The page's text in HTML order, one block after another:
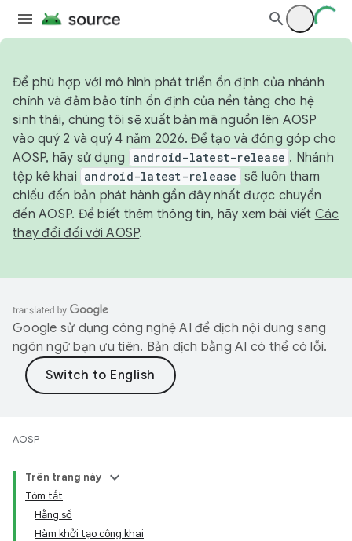
Để phù hợp với mô hình phát triển ổn định của nhánh
chính và đảm bảo tính ổn định của nền tảng cho hệ
sinh thái, chúng tôi sẽ xuất bản mã nguồn lên AOSP
vào quý 2 và quý 4 năm 2026. Để tạo và đóng góp cho
AOSP, hãy sử dụng
android-latest-release . Nhánh
tệp kê khai android-latest-release sẽ luôn tham
chiếu đến bản phát hành gần đây nhất được chuyển
đến AOSP. Để biết thêm thông tin, hãy xem bài viết Các
thay đổi đối với AOSP.
Google sử dụng công nghệ AI để dịch nội dung sang
ngôn ngữ bạn ưu tiên. Bản dịch bằng AI có thể có lỗi.
AOSP
Trên trang này
Tóm tắt
Hằng số
Hàm khởi tạo công khai